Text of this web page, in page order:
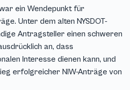
ein Wendepunkt für
Unter dem alten NYSDOT-
Antragsteller einen schweren
an, dass
Interesse dienen kann, und
erfolgreicher NIW-Anträge von